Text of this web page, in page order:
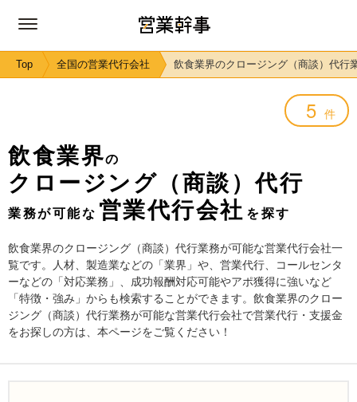
Top 全国の営業代行会社 飲食業界のクロージング（商談）代行
5 件
飲食業界の
クロージング（商談）代行
業務が可能な 営業代行会社 を探す
飲食業界のクロージング（商談）代行業務が可能な営業代行会社一
覧です。人材、製造業などの「業界」や、営業代行、コールセンタ
ーなどの「対応業務」、成功報酬対応可能やアポ獲得に強いなど
「特徴・強み」からも検索することができます。飲食業界のクロー
ジング（商談）代行業務が可能な営業代行会社で営業代行・支援金
をお探しの方は、本ページをご覧ください！